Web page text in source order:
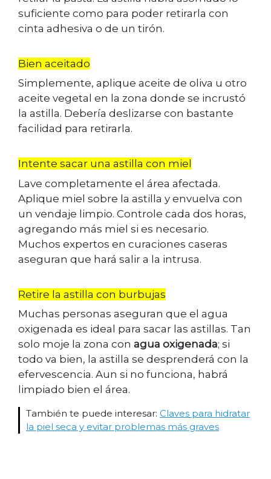
suficiente como para poder retirarla con
cinta adhesiva o de un tirón.
Bien aceitado
Simplemente, aplique aceite de oliva u otro
aceite vegetal en la zona donde se incrustó
la astilla. Debería deslizarse con bastante
facilidad para retirarla.
Intente sacar una astilla con miel
Lave completamente el área afectada.
Aplique miel sobre la astilla y envuelva con
un vendaje limpio. Controle cada dos horas,
agregando más miel si es necesario.
Muchos expertos en curaciones caseras
aseguran que hará salir a la intrusa.
Retire la astilla con burbujas
Muchas personas aseguran que el agua
oxigenada es ideal para sacar las astillas. Tan
solo moje la zona con agua oxigenada; si
todo va bien, la astilla se desprenderá con la
efervescencia. Aun si no funciona, habrá
limpiado bien el área.
También te puede interesar: Claves para hidratar
la piel seca y evitar problemas más graves